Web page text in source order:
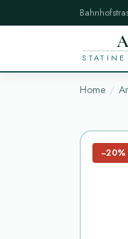
Home
−20%